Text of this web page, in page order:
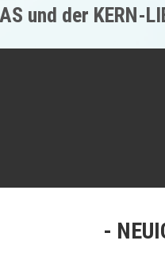
und der KERN-